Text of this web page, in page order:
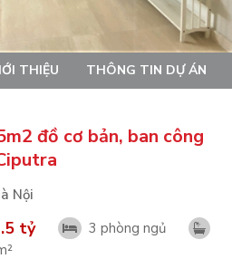
THIỆU THÔNG TIN DỰ ÁN
đồ cơ bản, ban công
Nội
tỷ
3 phòng ngủ